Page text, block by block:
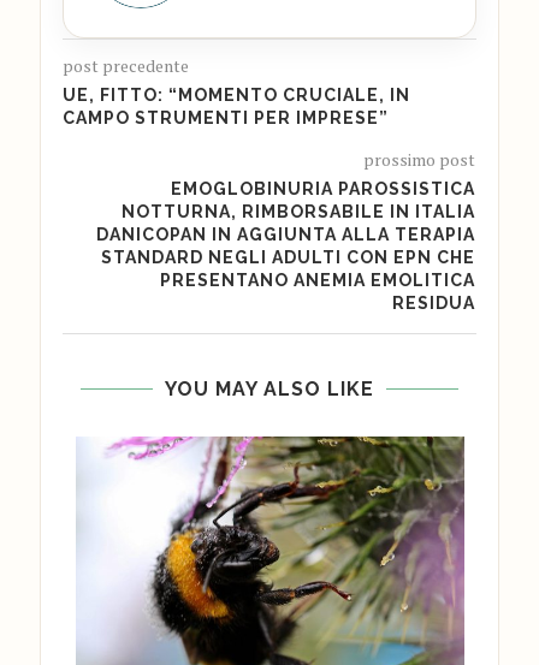
post precedente
UE, FITTO: “MOMENTO CRUCIALE, IN
CAMPO STRUMENTI PER IMPRESE”
prossimo post
EMOGLOBINURIA PAROSSISTICA
NOTTURNA, RIMBORSABILE IN ITALIA
DANICOPAN IN AGGIUNTA ALLA TERAPIA
STANDARD NEGLI ADULTI CON EPN CHE
PRESENTANO ANEMIA EMOLITICA
RESIDUA
YOU MAY ALSO LIKE